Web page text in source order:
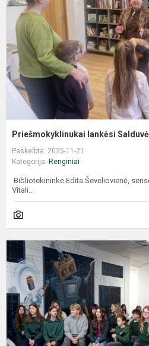
Priešmokyklinukai lankėsi
Paskelbta: 2025-11-21
Kategorija: Renginiai
Bibliotekininkė Edita Ševeliovienė,
Vitali...